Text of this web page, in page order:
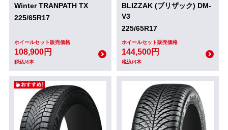
Winter TRANPATH TX
225/65R17
ホイールセット販売価格
108,900円
税込/4本
BLIZZAK (ブリザック) DM-
V3
225/65R17
ホイールセット販売価格
144,500円
税込/4本